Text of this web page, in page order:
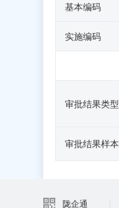
基本编码
实施编码
审批结果类型
审批结果样本
陇企通